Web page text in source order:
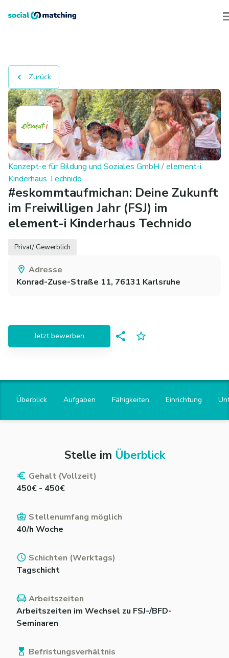
Zurück
Konzept-e für Bildung und Soziales GmbH /element-i
Kinderhaus Technido
#eskommtaufmichan: Deine Zukunft
im Freiwilligen Jahr (FSJ) im
element-i Kinderhaus Technido
Privat/ Gewerblich
Adresse
Konrad-Zuse-Straße 11, 76131 Karlsruhe
Jetzt bewerben
Überblick Aufgaben Fähigkeiten Einrichtung
Stelle im Überblick
Gehalt (Vollzeit)
450€ - 450€
Stellenumfang möglich
40/h Woche
Schichten (Werktags)
Tagschicht
Arbeitszeiten
Arbeitszeiten im Wechsel zu FSJ-/BFD-
Seminaren
Befristungsverhältnis